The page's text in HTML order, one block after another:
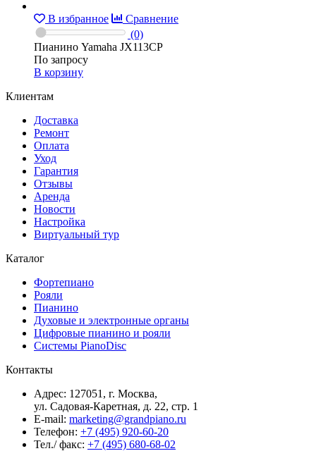
В избранное
Сравнение
(0)
Пианино Yamaha JX113CP
По запросу
В корзину
Клиентам
Доставка
Ремонт
Оплата
Уход
Гарантия
Отзывы
Аренда
Новости
Настройка
Виртуальный тур
Каталог
Фортепиано
Рояли
Пианино
Духовые и электронные органы
Цифровые пианино и рояли
Системы PianoDisc
Контакты
Адрес: 127051, г. Москва,
ул. Садовая-Каретная, д. 22, стр. 1
E-mail: marketing@grandpiano.ru
Телефон: +7 (495) 920-60-20
Тел./ факс: +7 (495) 680-68-02